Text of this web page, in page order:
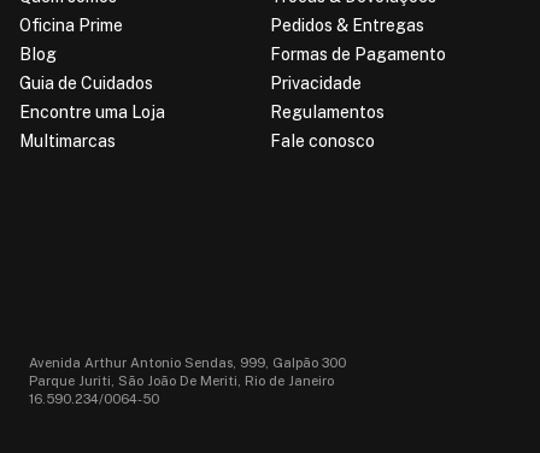
Oficina Prime
Blog
Guia de Cuidados
Encontre uma Loja
Multimarcas
Pedidos & Entregas
Formas de Pagamento
Privacidade
Regulamentos
Fale conosco
Avenida Arthur Antonio Sendas, 999, Galpão 300
Parque Juriti, São João De Meriti, Rio de Janeiro
16.590.234/0064-50